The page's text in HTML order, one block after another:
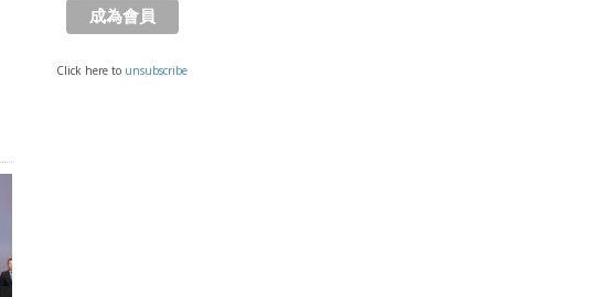
Click here to unsubscribe